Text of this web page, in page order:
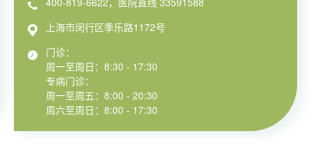
上海市闵行区季乐路1172号
门诊：
周一至周日：8:30 - 17:30
专病门诊：
周一至周五：8:00 - 20:30
周六至周日：8:00 - 17:30